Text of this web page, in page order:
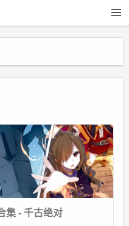
集 - 千古绝对